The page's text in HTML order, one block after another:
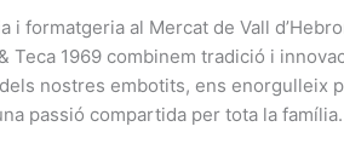
formatgeria al Mercat de Vall
Teca 1969 combinem tradició i
nostres embotits, ens enorgulleix
passió compartida per tota la família.